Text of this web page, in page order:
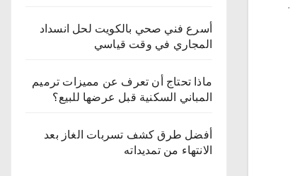
أسرع فني صحي بالكويت لحل انسداد
المجاري في وقت قياسي
ماذا تحتاج أن تعرف عن مميزات ترميم
المباني السكنية قبل عرضها للبيع؟
أفضل طرق كشف تسربات الغاز بعد
الانتهاء من تمديداته